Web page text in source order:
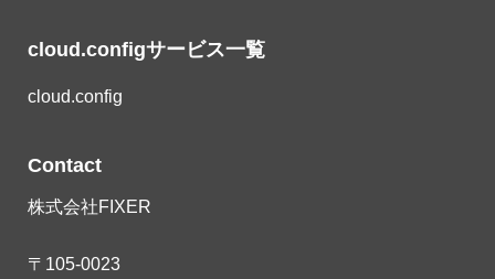
cloud.configサービス一覧
cloud.config
Contact
株式会社FIXER
〒105-0023